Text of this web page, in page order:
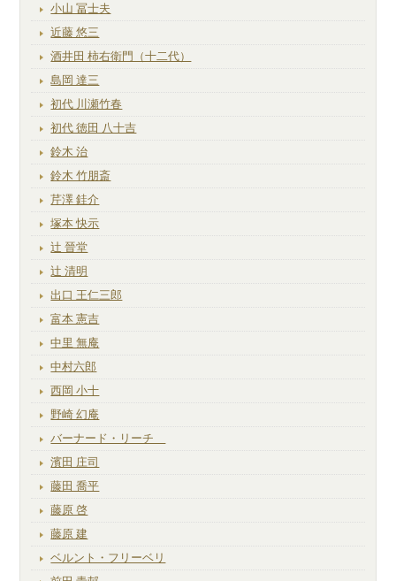
小山 冨士夫
近藤 悠三
酒井田 柿右衛門（十二代）
島岡 達三
初代 川瀬竹春
初代 徳田 八十吉
鈴木 治
鈴木 竹朋斎
芹澤 銈介
塚本 快示
辻 晉堂
辻 清明
出口 王仁三郎
富本 憲吉
中里 無庵
中村六郎
西岡 小十
野崎 幻庵
バーナード・リーチ
濱田 庄司
藤田 喬平
藤原 啓
藤原 建
ベルント・フリーベリ